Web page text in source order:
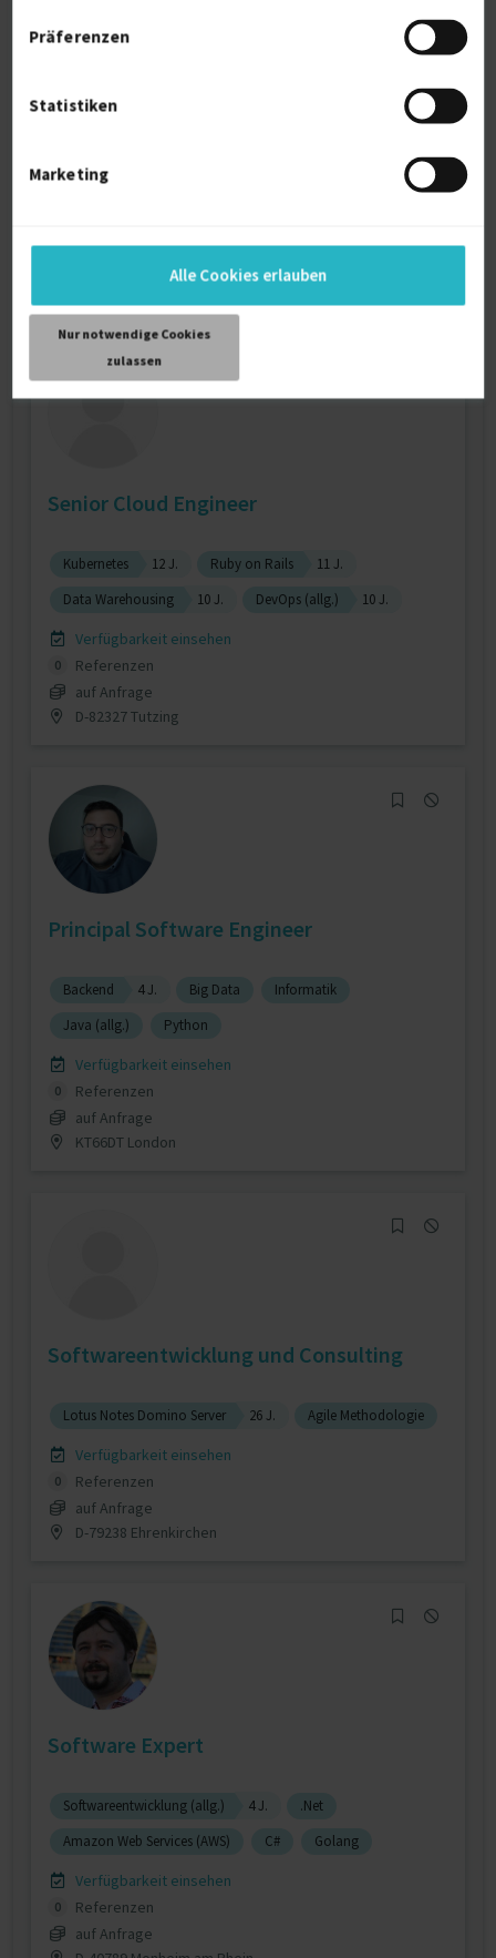
Präferenzen
Statistiken
Marketing
Alle Cookies erlauben
Nur notwendige Cookies
zulassen
Senior frontend developer
Git 3 J.
JavaScript
Senior Cloud Engineer
Kubernetes 12 J. Ruby on Rails
11 J.
Data Warehousing
10 J. DevOps (allg.) 10 J.
Verfügbarkeit einsehen
0
Referenzen
auf Anfrage
D-82327 Tutzing
Principal Software Engineer
Backend 4 J. Big Data
Informatik
Java (allg.)
Python
Verfügbarkeit einsehen
0
Referenzen
auf Anfrage
KT66DT London
Softwareentwicklung und Consulting
Lotus Notes Domino Server 26 J. Agile Methodologie
Verfügbarkeit einsehen
0
Referenzen
auf Anfrage
D-79238 Ehrenkirchen
Software Expert
Softwareentwicklung (allg.) 4 J.
.Net
Amazon Web Services (AWS)
C# Golang
Verfügbarkeit einsehen
0
Referenzen
auf Anfrage